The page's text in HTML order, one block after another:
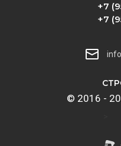
© 2016 -
+7
+7